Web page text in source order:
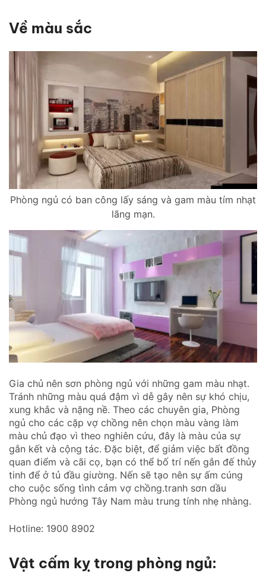
Về màu sắc
Phòng ngủ có ban công lấy sáng và gam màu tím nhạt
lãng mạn.
Gia chủ nên sơn phòng ngủ với những gam màu nhạt.
Tránh những màu quá đậm vì dễ gây nên sự khó chịu,
xung khắc và nặng nề. Theo các chuyên gia, Phòng
ngủ cho các cặp vợ chồng nên chọn màu vàng làm
màu chủ đạo vì theo nghiên cứu, đây là màu của sự
gắn kết và cộng tác. Đặc biệt, để giảm việc bất đồng
quan điểm và cãi cọ, bạn có thể bố trí nến gắn đế thủy
tinh để ở tủ đầu giường. Nến sẽ tạo nên sự ấm cúng
cho cuộc sống tình cảm vợ chồng.tranh sơn dầu
Phòng ngủ hướng Tây Nam màu trung tính nhẹ nhàng.
Hotline: 1900 8902
Vật cấm kỵ trong phòng ngủ: